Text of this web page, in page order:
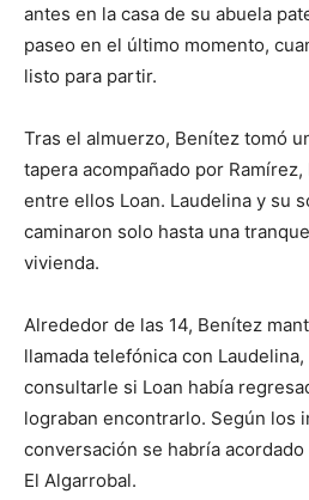
antes en la casa de su abuela
paseo en el último momento,
listo para partir.
Tras el almuerzo, Benítez tomó
tapera acompañado por
entre ellos Loan. Laudelina y su
caminaron solo hasta una
vivienda.
Alrededor de las 14, Benítez
llamada telefónica con
consultarle si Loan había
lograban encontrarlo. Según los
conversación se habría
El Algarrobal.